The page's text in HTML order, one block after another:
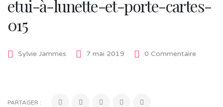
etui-à-lunette-et-porte-cartes-
015
Sylvie Jammes 7 mai 2019 0 Commentaire
PARTAGER :